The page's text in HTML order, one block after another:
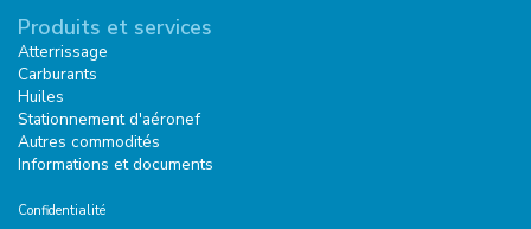
Produits et services
Atterrissage
Carburants
Huiles
Stationnement d'aéronef
Autres commodités
Informations et documents
Confidentialité